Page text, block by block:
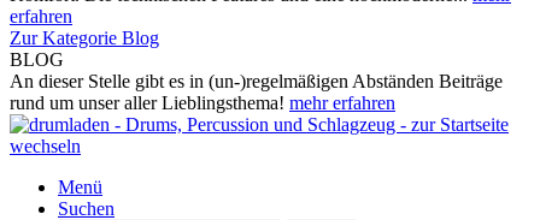
erfahren
Zur Kategorie Blog
BLOG
An dieser Stelle gibt es in (un-)regelmäßigen Abständen Beiträge
rund um unser aller Lieblingsthema! mehr erfahren
Menü
Suchen